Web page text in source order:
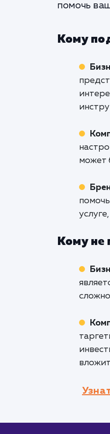
помочь
Кому
может
Кому не